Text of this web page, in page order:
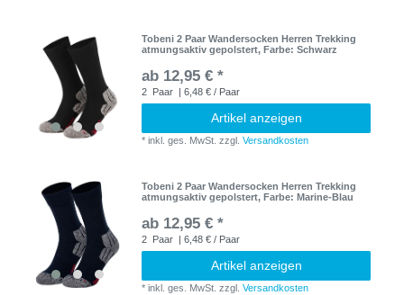
Tobeni 2 Paar Wandersocken Herren Trekking
atmungsaktiv gepolstert, Farbe: Schwarz
ab 12,95 € *
2 Paar | 6,48 € / Paar
Artikel anzeigen
*inkl. ges. MwSt. zzgl.Versandkosten
Tobeni 2 Paar Wandersocken Herren Trekking
atmungsaktiv gepolstert, Farbe: Marine-Blau
ab 12,95 € *
2 Paar | 6,48 € / Paar
Artikel anzeigen
*inkl. ges. MwSt. zzgl.Versandkosten